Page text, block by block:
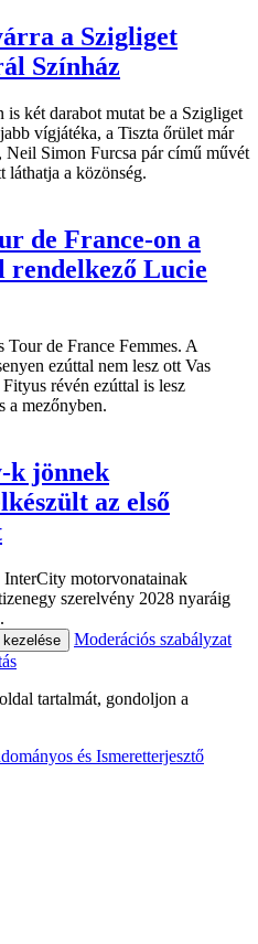
a Szigliget
Színház
két darabot mutat be a Szigliget
vígjátéka, a Tiszta őrület már
Neil Simon Furcsa pár című művét
láthatja a közönség.
de France-on a
rendelkező Lucie
de France Femmes. A
ezúttal nem lesz ott Vas
révén ezúttal is lesz
a mezőnyben.
k jönnek
az első
motorvonatainak
szerelvény 2028 nyaráig
Moderációs szabályzat
tartalmát, gondoljon a
és Ismeretterjesztő